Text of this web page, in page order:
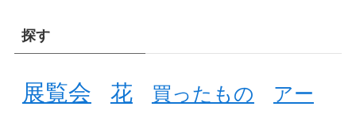
探す
展覧会 花 買ったもの
アー